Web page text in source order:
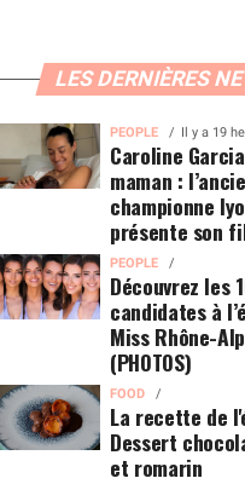
LES DERNIÈRES
PEOPLE Il y a 19
Caroline
maman :
championne
présente son
PEOPLE
Découvrez les
candidates à
Miss Rhône-
(PHOTOS)
FOOD
La recette de
Dessert
et romarin